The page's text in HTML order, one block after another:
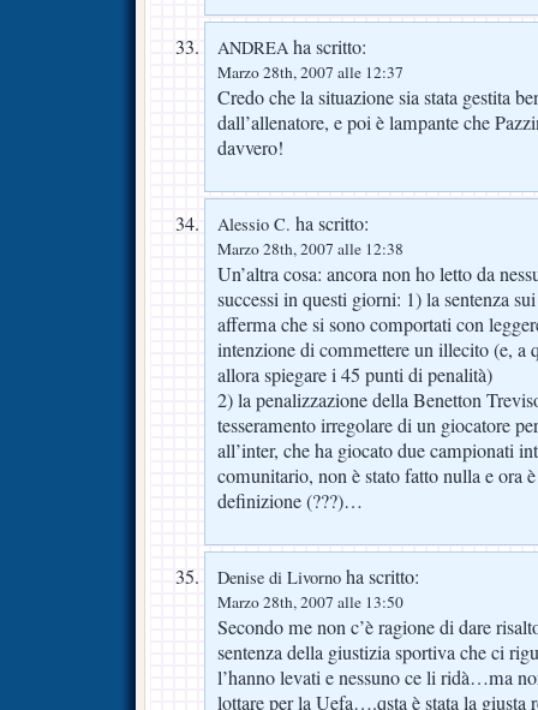
ANDREA ha scritto:
Marzo 28th, 2007 alle 12:37
Credo che la situazione sia stata gestita
dall’allenatore, e poi è lampante che
davvero!
Alessio C. ha scritto:
Marzo 28th, 2007 alle 12:38
Un’altra cosa: ancora non ho letto da
successi in questi giorni: 1) la sentenza
afferma che si sono comportati con
intenzione di commettere un illecito (e, a
allora spiegare i 45 punti di penalità)
2) la penalizzazione della Benetton
tesseramento irregolare di un giocatore
all’inter, che ha giocato due campionati
comunitario, non è stato fatto nulla e ora
definizione (???)…
Denise di Livorno ha scritto:
Marzo 28th, 2007 alle 13:50
Secondo me non c’è ragione di dare
sentenza della giustizia sportiva che ci
l’hanno levati e nessuno ce li ridà…ma
lottare per la Uefa….qsta è stata la giusta